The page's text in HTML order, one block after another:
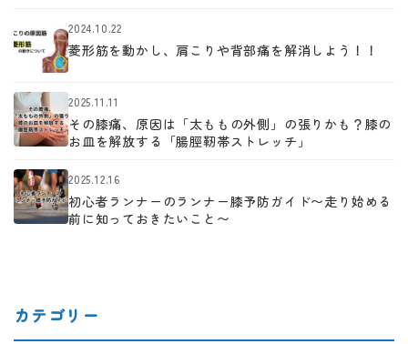
2024.10.22
菱形筋を動かし、肩こりや背部痛を解消しよう！！
2025.11.11
その膝痛、原因は「太ももの外側」の張りかも？膝の
お皿を解放する「腸脛靭帯ストレッチ」
2025.12.16
初心者ランナーのランナー膝予防ガイド〜走り始める
前に知っておきたいこと〜
カテゴリー